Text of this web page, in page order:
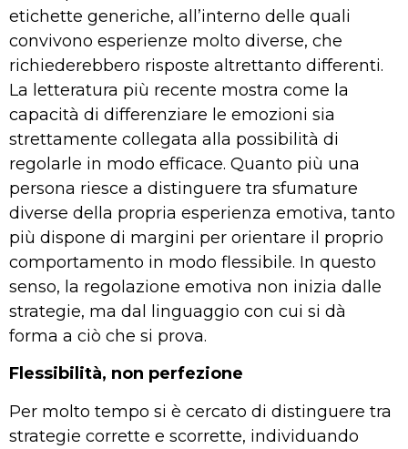
etichette generiche, all’interno delle quali
convivono esperienze molto diverse, che
richiederebbero risposte altrettanto differenti.
La letteratura più recente mostra come la
capacità di differenziare le emozioni sia
strettamente collegata alla possibilità di
regolarle in modo efficace. Quanto più una
persona riesce a distinguere tra sfumature
diverse della propria esperienza emotiva, tanto
più dispone di margini per orientare il proprio
comportamento in modo flessibile. In questo
senso, la regolazione emotiva non inizia dalle
strategie, ma dal linguaggio con cui si dà
forma a ciò che si prova.
Flessibilità, non perfezione
Per molto tempo si è cercato di distinguere tra
strategie corrette e scorrette, individuando